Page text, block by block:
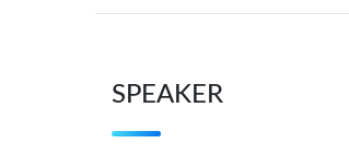
SPEAKER